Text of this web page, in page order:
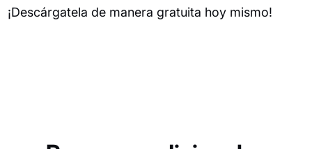
¡Descárgatela de manera gratuita hoy mismo!